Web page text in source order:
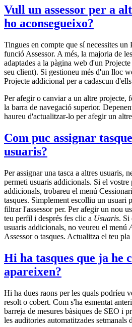
Vull un assessor per a
ho aconsegueixo?
Tingues en compte que sí necessites un
funció Assessor. A més, la majoria de
adaptades a la pàgina web d'un
seu client). Si gestioneu més d'un lloc
Projecte addicional per a cadascun
Per afegir o canviar a un altre projecte,
la barra de navegació superior.
haureu d'actualitzar-lo per afegir un
Com puc assignar
usuaris?
Per assignar una tasca a altres usuaris,
permeti usuaris addicionals. Si el
addicionals, trobareu el menú
tasques. Simplement escolliu un usuari
filtrar l'assessor per. Per afegir un nou
teu perfil i després fes clic a Usuaris. Si
usuaris addicionals, no veureu el menú
Assessor o tasques. Actualitza el teu
Hi ha tasques que ja he
apareixen?
Hi ha dues raons per les quals podríeu
resolt o cobert. Com s'ha esmentat
barreja de mesures bàsiques de SEO i
les auditories automatitzades setmanals